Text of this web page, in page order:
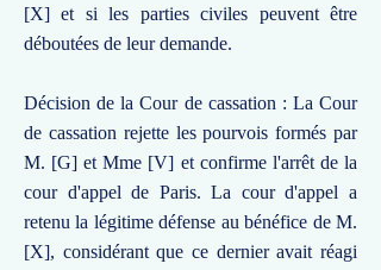
[X] et si les parties civiles peuvent être
déboutées de leur demande.
Décision de la Cour de cassation : La Cour
de cassation rejette les pourvois formés par
M. [G] et Mme [V] et confirme l'arrêt de la
cour d'appel de Paris. La cour d'appel a
retenu la légitime défense au bénéfice de M.
[X], considérant que ce dernier avait réagi